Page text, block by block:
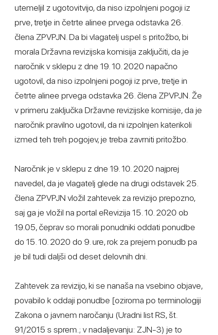
utemeljil z ugotovitvijo, da niso izpolnjeni pogoji iz
prve, tretje in četrte alinee prvega odstavka 26.
člena ZPVPJN. Da bi vlagatelj uspel s pritožbo, bi
morala Državna revizijska komisija zaključiti, da je
naročnik v sklepu z dne 19. 10. 2020 napačno
ugotovil, da niso izpolnjeni pogoji iz prve, tretje in
četrte alinee prvega odstavka 26. člena ZPVPJN. Že
v primeru zaključka Državne revizijske komisije, da je
naročnik pravilno ugotovil, da ni izpolnjen katerikoli
izmed teh treh pogojev, je treba zavrniti pritožbo.
Naročnik je v sklepu z dne 19. 10. 2020 najprej
navedel, da je vlagatelj glede na drugi odstavek 25.
člena ZPVPJN vložil zahtevek za revizijo prepozno,
saj ga je vložil na portal eRevizija 15. 10. 2020 ob
19.05, čeprav so morali ponudniki oddati ponudbe
do 15. 10. 2020 do 9. ure, rok za prejem ponudb pa
je bil tudi daljši od deset delovnih dni.
Zahtevek za revizijo, ki se nanaša na vsebino objave,
povabilo k oddaji ponudbe [oziroma po terminologiji
Zakona o javnem naročanju (Uradni list RS, št.
91/2015 s sprem.; v nadaljevanju: ZJN-3) je to